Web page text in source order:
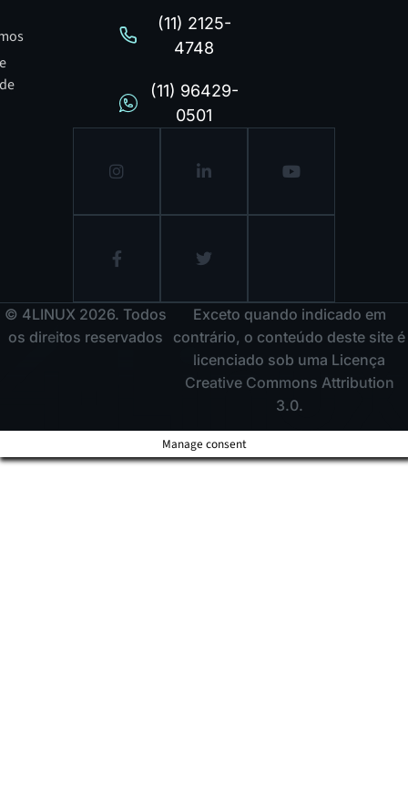
(11) 2125-
4748
(11) 96429-
0501
© 4LINUX 2026. Todos
os direitos reservados
Exceto quando indicado em
contrário, o conteúdo deste site é
licenciado sob uma Licença
Creative Commons Attribution
3.0.
Manage consent